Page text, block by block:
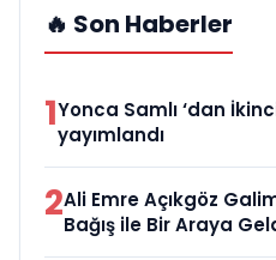
🔥 Son Haberler
1Yonca Samlı ‘dan
yayımlandı
2Ali Emre Açıkgöz
Bağış ile Bir Araya